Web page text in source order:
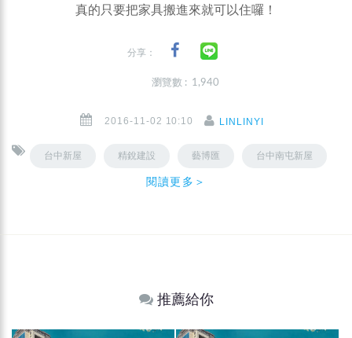
真的只要把家具搬進來就可以住囉！
分享：
瀏覽數 : 1,940
2016-11-02 10:10 LINLINYI
台中新屋 精銳建設 藝博匯 台中南屯新屋
閱讀更多＞
推薦給你